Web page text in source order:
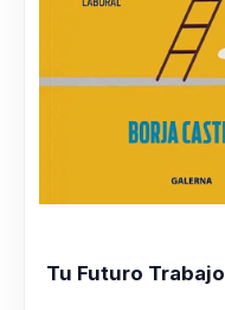
Tu Futuro Trabajo